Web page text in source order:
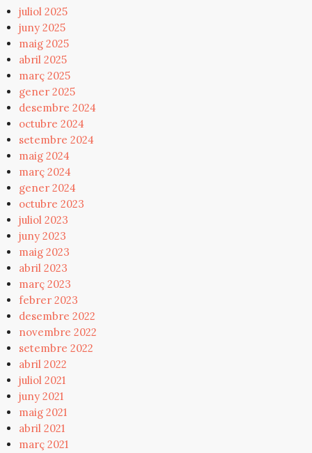
juliol 2025
juny 2025
maig 2025
abril 2025
març 2025
gener 2025
desembre 2024
octubre 2024
setembre 2024
maig 2024
març 2024
gener 2024
octubre 2023
juliol 2023
juny 2023
maig 2023
abril 2023
març 2023
febrer 2023
desembre 2022
novembre 2022
setembre 2022
abril 2022
juliol 2021
juny 2021
maig 2021
abril 2021
març 2021